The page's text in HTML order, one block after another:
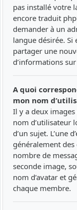
pas installé votre
encore traduit
demander à un
langue désirée. Si
partager une
d’informations
A quoi
mon nom
Il y a deux
nom d’utilisateur
d’un sujet. L’une
généralement
nombre de
seconde image,
nom d’avatar et
chaque membre.